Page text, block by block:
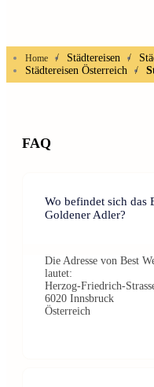
Home / Städtereisen /
Städtereisen Österreich
/
FAQ
Wo befindet sich das
Goldener Adler?
Die Adresse von Best
lautet:
Herzog-Friedrich-
6020 Innsbruck
Österreich